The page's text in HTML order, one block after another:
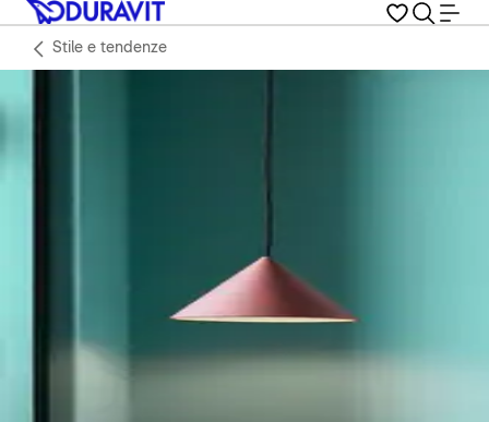
Stile e tendenze